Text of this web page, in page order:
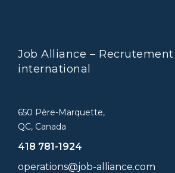
Job Alliance – Recrutement
international
650 Père-Marquette,
QC, Canada
418 781-1924
operations@job-alliance.com